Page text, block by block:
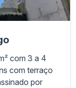
com 3 a 4
com terraço
por